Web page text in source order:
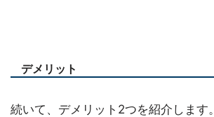
デメリット
続いて、デメリット2つを紹介します。